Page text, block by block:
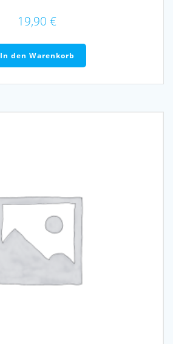
19,90 €
In den Warenkorb